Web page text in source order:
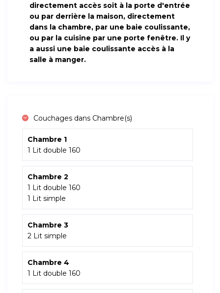
directement accès soit à la porte d'entrée
ou par derrière la maison, directement
dans la chambre, par une baie coulissante,
ou par la cuisine par une porte fenêtre. Il y
a aussi une baie coulissante accès à la
salle à manger.
Couchages dans Chambre(s)
Chambre 1
1 Lit double 160
Chambre 2
1 Lit double 160
1 Lit simple
Chambre 3
2 Lit simple
Chambre 4
1 Lit double 160